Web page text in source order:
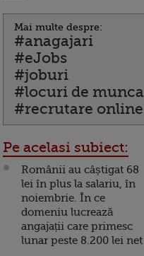
Mai multe despre:
#anagajari
#eJobs
#joburi
#locuri de munca
#recrutare online
Pe acelasi subiect:
Românii au câștigat 68
lei în plus la salariu, în
noiembrie. În ce
domeniu lucrează
angajații care primesc
lunar peste 8.200 lei net